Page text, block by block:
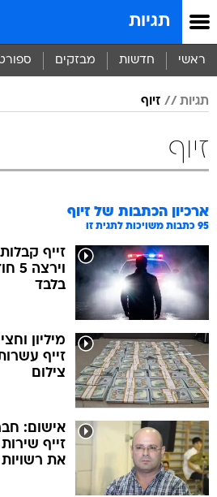
תגיות
ראשי חדשות מבזקים
תגיות זיוף
זיוף
ארכיון הכתבות של זיוף
95 כתבות משויכות לתגית זו
זייף
בלבד
מיליון
זייף
צילום
אישום:
זייף
את